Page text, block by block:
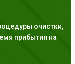
очистки,
прибытия на